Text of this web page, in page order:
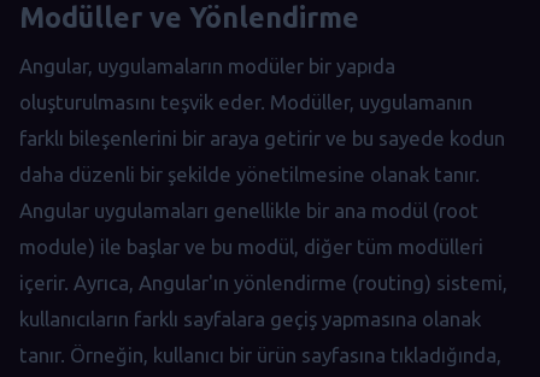
Modüller ve Yönlendirme
Angular, uygulamaların modüler bir yapıda
oluşturulmasını teşvik eder. Modüller, uygulamanın
farklı bileşenlerini bir araya getirir ve bu sayede kodun
daha düzenli bir şekilde yönetilmesine olanak tanır.
Angular uygulamaları genellikle bir ana modül (root
module) ile başlar ve bu modül, diğer tüm modülleri
içerir. Ayrıca, Angular'ın yönlendirme (routing) sistemi,
kullanıcıların farklı sayfalara geçiş yapmasına olanak
tanır. Örneğin, kullanıcı bir ürün sayfasına tıkladığında,